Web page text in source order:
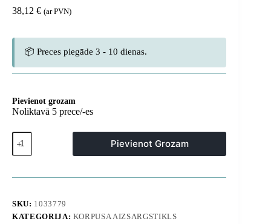
38,12 € (ar PVN)
📦 Preces piegāde 3 - 10 dienas.
Pievienot grozam
Noliktavā 5 prece/-es
Rūdīts
stikls
Samsung
S26
aizmugurējai
kamerai
Pievienot Grozam
SKU: 1033779
KATEGORIJA: KORPUSA AIZSARGSTIKLS